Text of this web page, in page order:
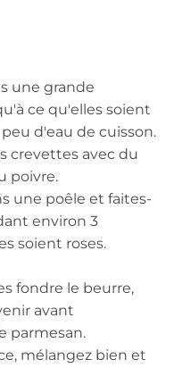
une grande
ce qu'elles soient
d'eau de cuisson.
crevettes avec du
poivre.
une poêle et faites-
environ 3
soient roses.
fondre le beurre,
avant
parmesan.
mélangez bien et